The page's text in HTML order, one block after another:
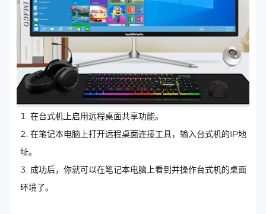
在台式机上启用远程桌面共享功能。
在笔记本电脑上打开远程桌面连接工具，输入台式机的IP地
址。
成功后，你就可以在笔记本电脑上看到并操作台式机的桌面
环境了。